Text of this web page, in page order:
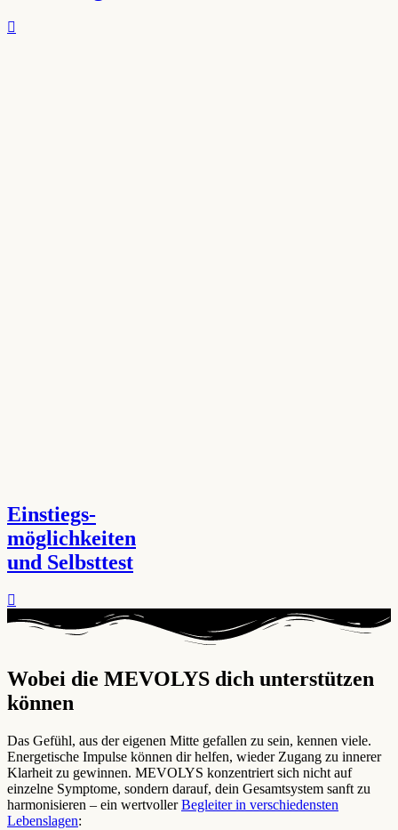
Einstiegs-
möglichkeiten
und Selbsttest
Wobei die MEVOLYS dich unterstützen
können ​
Das Gefühl, aus der eigenen Mitte gefallen zu sein, kennen viele.
Energetische Impulse können dir helfen, wieder Zugang zu innerer
Klarheit zu gewinnen. MEVOLYS konzentriert sich nicht auf
einzelne Symptome, sondern darauf, dein Gesamtsystem sanft zu
harmonisieren – ein wertvollerBegleiter in verschiedensten
Lebenslagen: